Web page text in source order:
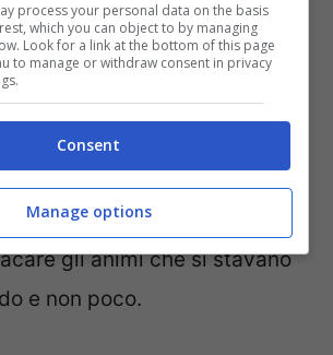
completamente in tilt. Il
a casa per molte
bambini) è stato
bel paio di ore. Tanto è vero
dovute intervenire per
gli animi che si stavano
e non poco.
process your personal data on the basis
which you can object to by managing
Look for a link at the bottom of this page
to manage or withdraw consent in privacy
Consent
Manage options